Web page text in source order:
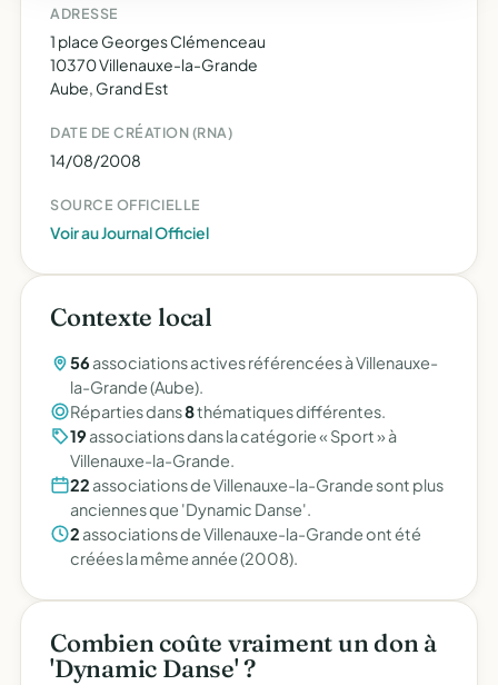
ADRESSE
1 place Georges Clémenceau
10370 Villenauxe-la-Grande
Aube, Grand Est
DATE DE CRÉATION (RNA)
14/08/2008
SOURCE OFFICIELLE
Voir au Journal Officiel
Contexte local
56 associations actives référencées à Villenauxe-
la-Grande (Aube).
Réparties dans8thématiques différentes.
19 associations dans la catégorie « Sport » à
Villenauxe-la-Grande.
22 associations de Villenauxe-la-Grande sont plus
anciennes que 'Dynamic Danse'.
2 associations de Villenauxe-la-Grande ont été
créées la même année (2008).
Combien coûte vraiment un don à
'Dynamic Danse' ?